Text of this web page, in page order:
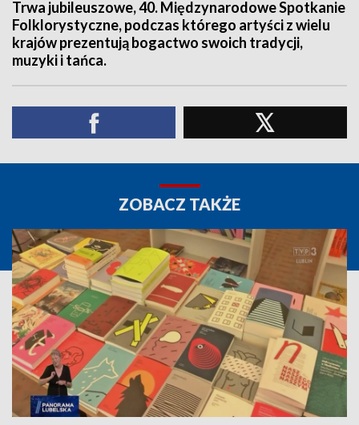
Trwa jubileuszowe, 40. Międzynarodowe Spotkanie
Folklorystyczne, podczas którego artyści z wielu
krajów prezentują bogactwo swoich tradycji,
muzyki i tańca.
ZOBACZ TAKŻE